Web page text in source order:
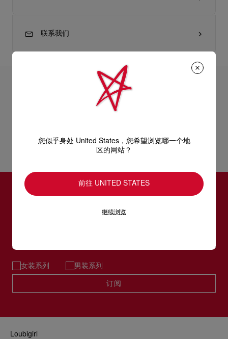
联系我们
慵懒与脱俗风格。凉鞋结合精致的搭带和大胆的85公厘鞋跟，足
踝搭带更以原创的短项链式带扣点缀，匠心独运。
Off white
物料
跟高 85 mm
女装系列 男装系列
订阅
Loubigirl
您似乎身处 United States，您希望浏览哪一个地
区的网站？
前往 UNITED STATES
继续浏览